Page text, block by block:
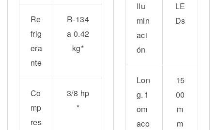
Re
frig
era
nte
R-134
a 0.42
kg*
Co
mp
res
3/8 hp
*
Ilu
min
aci
ón
LE
Ds
Lon
g. t
om
aco
15
00
m
m